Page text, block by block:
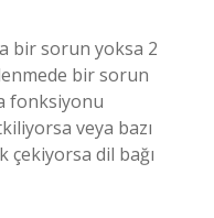
bir sorun yoksa 2
bir sorun
fonksiyonu
veya bazı
dil bağı